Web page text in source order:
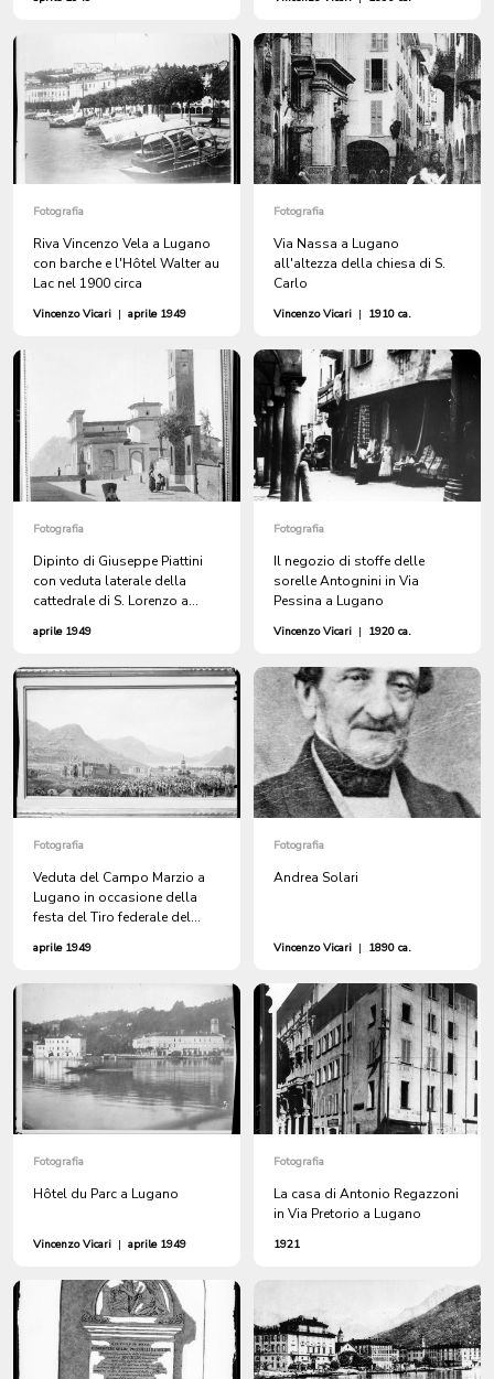
Fotografia
Riva Vincenzo Vela a Lugano
con barche e l'Hôtel Walter au
Lac nel 1900 circa
Vincenzo Vicari | aprile 1949
Fotografia
Via Nassa a Lugano
all'altezza della chiesa di S.
Carlo
Vincenzo Vicari | 1910 ca.
Fotografia
Dipinto di Giuseppe Piattini
con veduta laterale della
cattedrale di S. Lorenzo a
aprile 1949
Fotografia
Il negozio di stoffe delle
sorelle Antognini in Via
Pessina a Lugano
Vincenzo Vicari | 1920 ca.
Fotografia
Veduta del Campo Marzio a
Lugano in occasione della
festa del Tiro federale del
aprile 1949
Fotografia
Andrea Solari
Vincenzo Vicari | 1890 ca.
Fotografia
Hôtel du Parc a Lugano
Vincenzo Vicari | aprile 1949
Fotografia
La casa di Antonio Regazzoni
in Via Pretorio a Lugano
1921